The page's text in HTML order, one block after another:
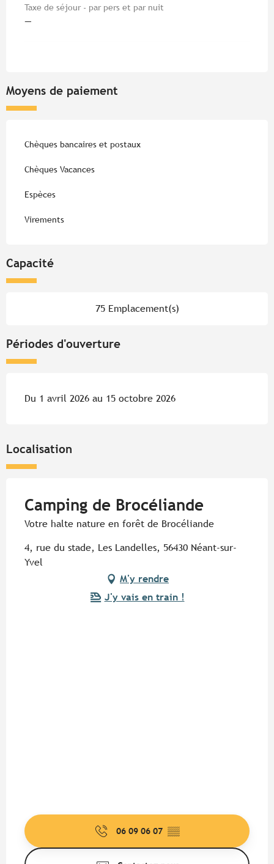
Taxe de séjour - par pers et par nuit
—
Moyens de paiement
Chèques bancaires et postaux
Chèques Vacances
Espèces
Virements
Capacité
75 Emplacement(s)
Périodes d'ouverture
Du 1 avril 2026 au 15 octobre 2026
Localisation
Camping de Brocéliande
Votre halte nature en forêt de Brocéliande
4, rue du stade, Les Landelles, 56430 Néant-sur-
Yvel
M'y rendre
J'y vais en train !
06 09 06 07 ▒▒